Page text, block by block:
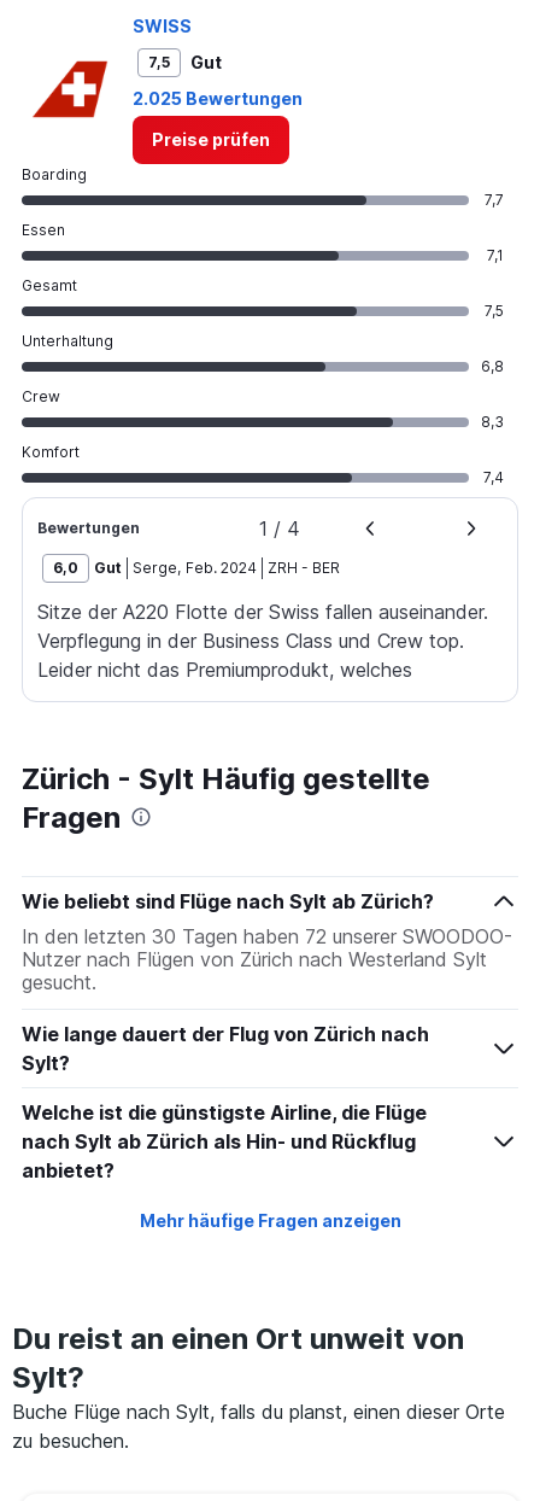
SWISS
7,5
Gut
2.025 Bewertungen
Preise prüfen
Boarding
7,7
Essen
7,1
Gesamt
7,5
Unterhaltung
6,8
Crew
8,3
Komfort
7,4
Bewertungen 1 / 4
6,0 Gut Serge, Feb. 2024 ZRH - BER
Sitze der A220 Flotte der Swiss fallen auseinander.
Verpflegung in der Business Class und Crew top.
Leider nicht das Premiumprodukt, welches
vermarktet wird.
Zürich - Sylt Häufig gestellte
Fragen
Wie beliebt sind Flüge nach Sylt ab Zürich?
In den letzten 30 Tagen haben 72 unserer SWOODOO-
Nutzer nach Flügen von Zürich nach Westerland Sylt
gesucht.
Wie lange dauert der Flug von Zürich nach
Sylt?
Welche ist die günstigste Airline, die Flüge
nach Sylt ab Zürich als Hin- und Rückflug
anbietet?
Mehr häufige Fragen anzeigen
Du reist an einen Ort unweit von
Sylt?
Buche Flüge nach Sylt, falls du planst, einen dieser Orte
zu besuchen.